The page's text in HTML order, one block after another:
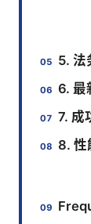
5. 法
6. 最
7. 成
8. 性